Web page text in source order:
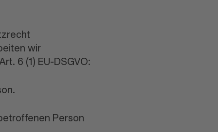
wir
6 (1) EU-DSGVO:
Person